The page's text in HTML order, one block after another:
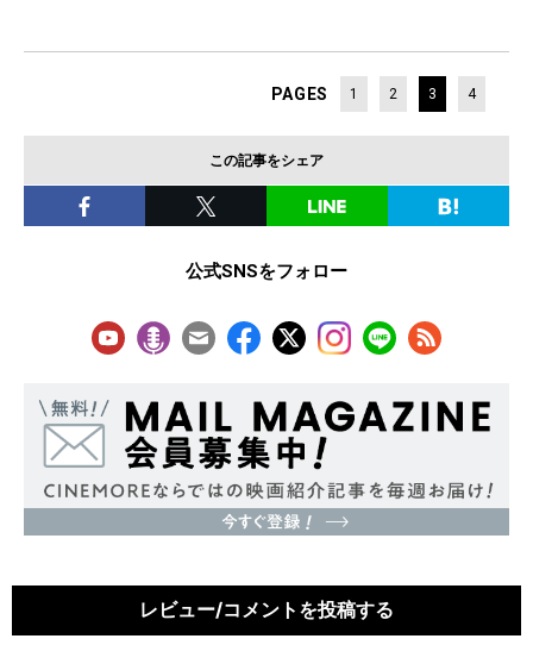
PAGES 1 2 3 4
この記事をシェア
公式SNSをフォロー
レビュー/コメントを投稿する